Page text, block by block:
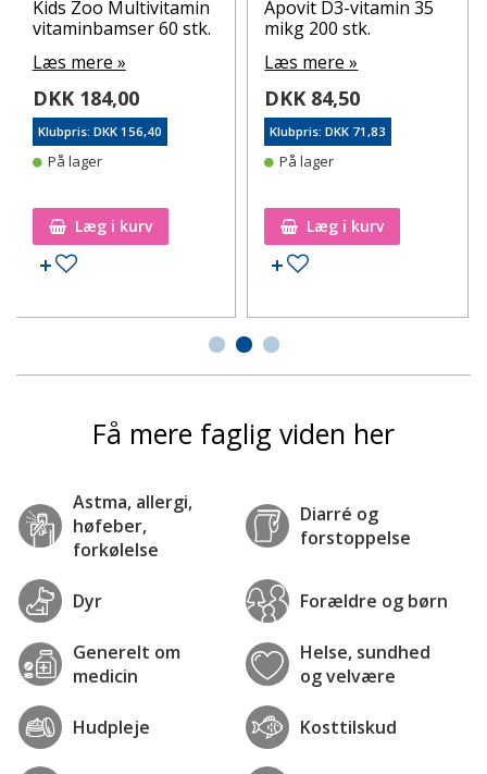
Kids Zoo Multivitamin
vitaminbamser 60 stk.
Læs mere »
DKK 184,00
Klubpris: DKK 156,40
På lager
Læg i kurv
Tilføj til ønskeseddel
Apovit D3-vitamin 35
mikg 200 stk.
Læs mere »
DKK 84,50
Klubpris: DKK 71,83
På lager
Læg i kurv
Tilføj til ønskeseddel
Få mere faglig viden her
Astma, allergi,
høfeber,
forkølelse
Diarré og
forstoppelse
Dyr Forældre og børn
Generelt om
medicin
Helse, sundhed
og velvære
Hudpleje Kosttilskud